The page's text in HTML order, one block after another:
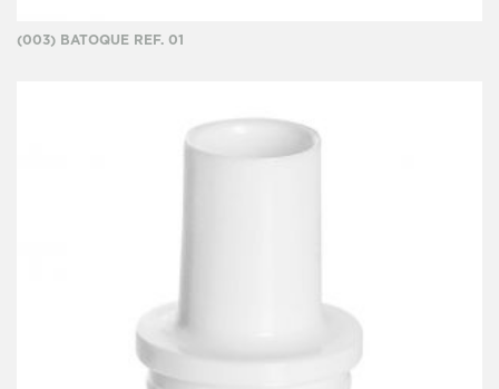
(003) BATOQUE REF. 01